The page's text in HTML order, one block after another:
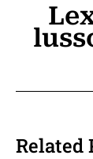
Related